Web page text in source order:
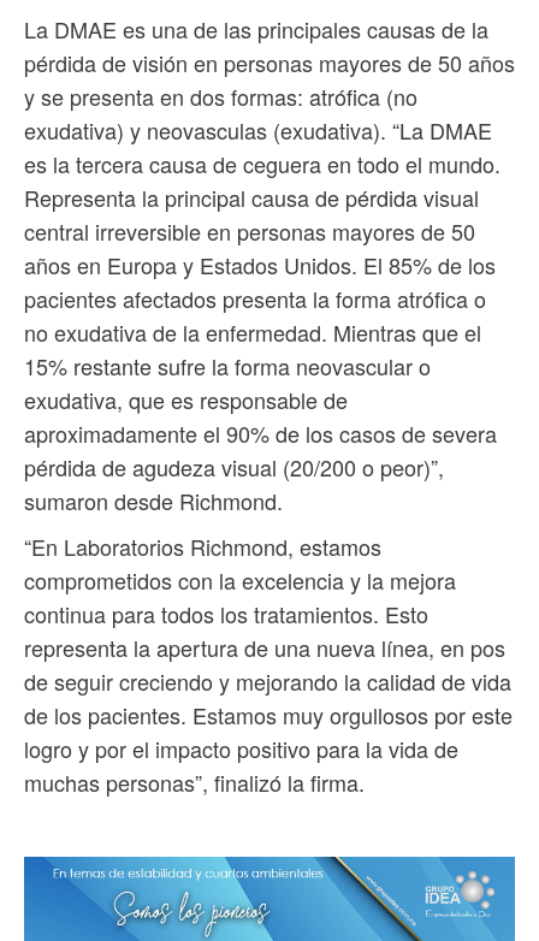
La DMAE es una de las principales causas de la
pérdida de visión en personas mayores de 50 años
y se presenta en dos formas: atrófica (no
exudativa) y neovasculas (exudativa). “La DMAE
es la tercera causa de ceguera en todo el mundo.
Representa la principal causa de pérdida visual
central irreversible en personas mayores de 50
años en Europa y Estados Unidos. El 85% de los
pacientes afectados presenta la forma atrófica o
no exudativa de la enfermedad. Mientras que el
15% restante sufre la forma neovascular o
exudativa, que es responsable de
aproximadamente el 90% de los casos de severa
pérdida de agudeza visual (20/200 o peor)”,
sumaron desde Richmond.
“En Laboratorios Richmond, estamos
comprometidos con la excelencia y la mejora
continua para todos los tratamientos. Esto
representa la apertura de una nueva línea, en pos
de seguir creciendo y mejorando la calidad de vida
de los pacientes. Estamos muy orgullosos por este
logro y por el impacto positivo para la vida de
muchas personas”, finalizó la firma.